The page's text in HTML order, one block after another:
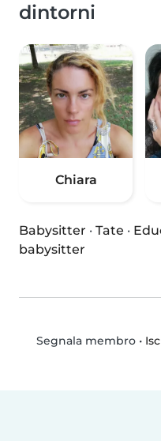
dintorni
Chiara
Babysitter · Tate ·
babysitter
Segnala membro•